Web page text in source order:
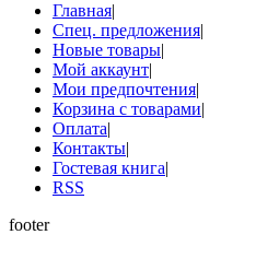
Главная|
Спец. предложения|
Новые товары|
Мой аккаунт|
Мои предпочтения|
Корзина с товарами|
Оплата|
Контакты|
Гостевая книга|
RSS
footer